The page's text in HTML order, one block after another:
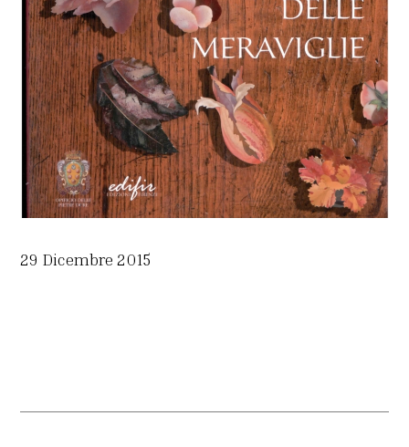
29 Dicembre 2015